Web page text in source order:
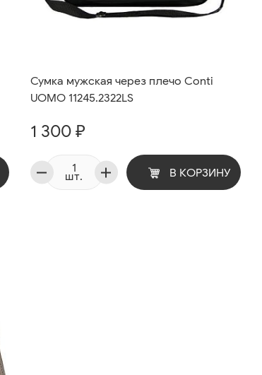
Сумка мужская через плечо Conti
UOMO 11245.2322LS
1 300 ₽
шт. В КОРЗИНУ